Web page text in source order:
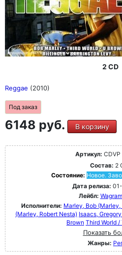
2 CD
Reggae (2010)
Под заказ
6148 руб. В корзину
Артикул:
Состав: 2
Состояние: Новое.
Дата релиза:
Лейбл:
Исполнители: Marley, Bob
(Marley, Robert Nesta) Isaacs,
Brown Third World /
Показать
Жанры: